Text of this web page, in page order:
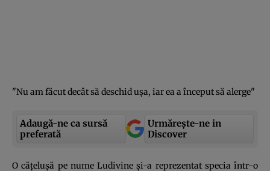
"Nu am făcut decât să deschid uşa, iar ea a început să alerge"
Adaugă-ne ca sursă
preferată
Urmărește-ne in
Discover
O căţeluşă pe nume Ludivine şi-a reprezentat specia într-o